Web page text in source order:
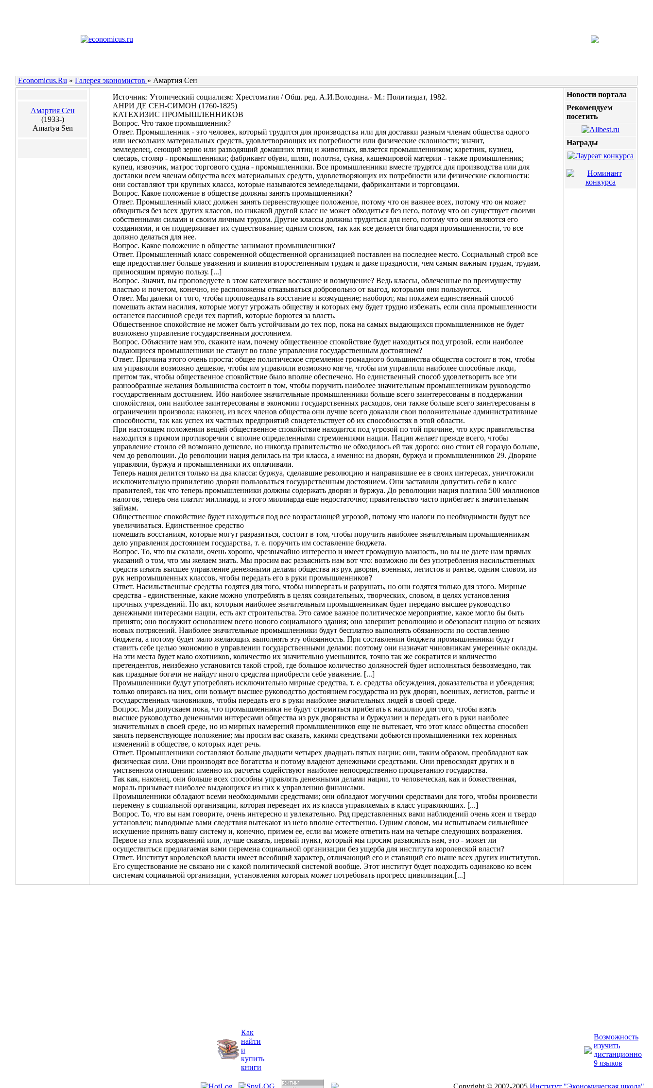
Economicus.Ru » Галерея экономистов » Амартия Сен
Амартия Сен
(1933-)
Amartya Sen
Источник: Утопический социализм: Хрестоматия / Общ. ред. А.И.Володина.- М.: Политиздат, 1982.
АНРИ ДЕ СЕН-СИМОН (1760-1825)
КАТЕХИЗИС ПРОМЫШЛЕННИКОВ
Вопрос. Что такое промышленник?
Ответ. Промышленник - это человек, который трудится для производства или для доставки разным членам общества одного
или нескольких материальных средств, удовлетворяющих их потребности или физические склонности; значит,
земледелец, сеющий зерно или разводящий домашних птиц и животных, является промышленником; каретник, кузнец,
слесарь, столяр - промышленники; фабрикант обуви, шляп, полотна, сукна, кашемировой материи - также промышленник;
купец, извозчик, матрос торгового судна - промышленники. Все промышленники вместе трудятся для производства или для
доставки всем членам общества всех материальных средств, удовлетворяющих их потребности или физические склонности:
они составляют три крупных класса, которые называются земледельцами, фабрикантами и торговцами.
Вопрос. Какое положение в обществе должны занять промышленники?
Ответ. Промышленный класс должен занять первенствующее положение, потому что он важнее всех, потому что он может
обходиться без всех других классов, но никакой другой класс не может обходиться без него, потому что он существует своими
собственными силами и своим личным трудом. Другие классы должны трудиться для него, потому что они являются его
созданиями, и он поддерживает их существование; одним словом, так как все делается благодаря промышленности, то все
должно делаться для нее.
Вопрос. Какое положение в обществе занимают промышленники?
Ответ. Промышленный класс современной общественной организацией поставлен на последнее место. Социальный строй все
еще предоставляет больше уважения и влияния второстепенным трудам и даже праздности, чем самым важным трудам, трудам,
приносящим прямую пользу. [...]
Вопрос. Значит, вы проповедуете в этом катехизисе восстание и возмущение? Ведь классы, облеченные по преимуществу
властью и почетом, конечно, не расположены отказываться добровольно от выгод, которыми они пользуются.
Ответ. Мы далеки от того, чтобы проповедовать восстание и возмущение; наоборот, мы покажем единственный способ
помешать актам насилия, которые могут угрожать обществу и которых ему будет трудно избежать, если сила промышленности
останется пассивной среди тех партий, которые борются за власть.
Общественное спокойствие не может быть устойчивым до тех пор, пока на самых выдающихся промышленников не будет
возложено управление государственным достоянием.
Вопрос. Объясните нам это, скажите нам, почему общественное спокойствие будет находиться под угрозой, если наиболее
выдающиеся промышленники не станут во главе управления государственным достоянием?
Ответ. Причина этого очень проста: общее политическое стремление громадного большинства общества состоит в том, чтобы
им управляли возможно дешевле, чтобы им управляли возможно мягче, чтобы им управляли наиболее способные люди,
притом так, чтобы общественное спокойствие было вполне обеспечено. Но единственный способ удовлетворить все эти
разнообразные желания большинства состоит в том, чтобы поручить наиболее значительным промышленникам руководство
государственным достоянием. Ибо наиболее значительные промышленники больше всего заинтересованы в поддержании
спокойствия, они наиболее заинтересованы в экономии государственных расходов, они также больше всего заинтересованы в
ограничении произвола; наконец, из всех членов общества они лучше всего доказали свои положительные административные
способности, так как успех их частных предприятий свидетельствует об их способностях в этой области.
При настоящем положении вещей общественное спокойствие находится под угрозой по той причине, что курс правительства
находится в прямом противоречии с вполне определенными стремлениями нации. Нация желает прежде всего, чтобы
управление стоило ей возможно дешевле, но никогда правительство не обходилось ей так дорого; оно стоит ей гораздо больше,
чем до революции. До революции нация делилась на три класса, а именно: на дворян, буржуа и промышленников 29. Дворяне
управляли, буржуа и промышленники их оплачивали.
Теперь нация делится только на два класса: буржуа, сделавшие революцию и направившие ее в своих интересах, уничтожили
исключительную привилегию дворян пользоваться государственным достоянием. Они заставили допустить себя в класс
правителей, так что теперь промышленники должны содержать дворян и буржуа. До революции нация платила 500 миллионов
налогов, теперь она платит миллиард, и этого миллиарда еще недостаточно; правительство часто прибегает к значительным
займам.
Общественное спокойствие будет находиться под все возрастающей угрозой, потому что налоги по необходимости будут все
увеличиваться. Единственное средство
помешать восстаниям, которые могут разразиться, состоит в том, чтобы поручить наиболее значительным промышленникам
дело управления достоянием государства, т. е. поручить им составление бюджета.
Вопрос. То, что вы сказали, очень хорошо, чрезвычайно интересно и имеет громадную важность, но вы не даете нам прямых
указаний о том, что мы желаем знать. Мы просим вас разъяснить нам вот что: возможно ли без употребления насильственных
средств изъять высшее управление денежными делами общества из рук дворян, военных, легистов и рантье, одним словом, из
рук непромышленных классов, чтобы передать его в руки промышленников?
Ответ. Насильственные средства годятся для того, чтобы низвергать и разрушать, но они годятся только для этого. Мирные
средства - единственные, какие можно употреблять в целях созидательных, творческих, словом, в целях установления
прочных учреждений. Но акт, которым наиболее значительным промышленникам будет передано высшее руководство
денежными интересами нации, есть акт строительства. Это самое важное политическое мероприятие, какое могло бы быть
принято; оно послужит основанием всего нового социального здания; оно завершит революцию и обезопасит нацию от всяких
новых потрясений. Наиболее значительные промышленники будут бесплатно выполнять обязанности по составлению
бюджета, а потому будет мало желающих выполнять эту обязанность. При составлении бюджета промышленники будут
ставить себе целью экономию в управлении государственными делами; поэтому они назначат чиновникам умеренные оклады.
На эти места будет мало охотников, количество их значительно уменьшится, точно так же сократится и количество
претендентов, неизбежно установится такой строй, где большое количество должностей будет исполняться безвозмездно, так
как праздные богачи не найдут иного средства приобрести себе уважение. [...]
Промышленники будут употреблять исключительно мирные средства, т. е. средства обсуждения, доказательства и убеждения;
только опираясь на них, они возьмут высшее руководство достоянием государства из рук дворян, военных, легистов, рантье и
государственных чиновников, чтобы передать его в руки наиболее значительных людей в своей среде.
Вопрос. Мы допускаем пока, что промышленники не будут стремиться прибегать к насилию для того, чтобы взять
высшее руководство денежными интересами общества из рук дворянства и буржуазии и передать его в руки наиболее
значительных в своей среде, но из мирных намерений промышленников еще не вытекает, что этот класс общества способен
занять первенствующее положение; мы просим вас сказать, какими средствами добьются промышленники тех коренных
изменений в обществе, о которых идет речь.
Ответ. Промышленники составляют больше двадцати четырех двадцать пятых нации; они, таким образом, преобладают как
физическая сила. Они производят все богатства и потому владеют денежными средствами. Они превосходят других и в
умственном отношении: именно их расчеты содействуют наиболее непосредственно процветанию государства.
Так как, наконец, они больше всех способны управлять денежными делами нации, то человеческая, как и божественная,
мораль призывает наиболее выдающихся из них к управлению финансами.
Промышленники обладают всеми необходимыми средствами; они обладают могучими средствами для того, чтобы произвести
перемену в социальной организации, которая переведет их из класса управляемых в класс управляющих. [...]
Вопрос. То, что вы нам говорите, очень интересно и увлекательно. Ряд представленных вами наблюдений очень ясен и твердо
установлен; выводимые вами следствия вытекают из него вполне естественно. Одним словом, мы испытываем сильнейшее
искушение принять вашу систему и, конечно, примем ее, если вы можете ответить нам на четыре следующих возражения.
Первое из этих возражений или, лучше сказать, первый пункт, который мы просим разъяснить нам, это - может ли
осуществиться предлагаемая вами перемена социальной организации без ущерба для института королевской власти?
Ответ. Институт королевской власти имеет всеобщий характер, отличающий его и ставящий его выше всех других институтов.
Его существование не связано ни с какой политической системой вообще. Этот институт будет подходить одинаково ко всем
системам социальной организации, установления которых может потребовать прогресс цивилизации.[...]
Новости портала
Рекомендуем
посетить
Награды
Как
найти
и
купить
книги
Возможность
изучить
дистанционно
9 языков
Copyright © 2002-2005 Институт "Экономическая школа"